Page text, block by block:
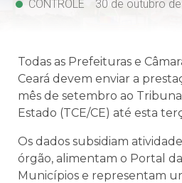
CONTROLE 30 de outubro
Todas as Prefeituras e
Ceará devem enviar a
mês de setembro ao
Estado (TCE/CE) até esta
Os dados subsidiam
órgão, alimentam o Portal
Municípios e representam